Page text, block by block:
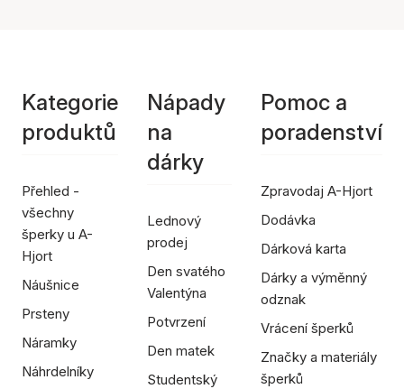
Kategorie
produktů
Přehled -
všechny
šperky u A-
Hjort
Náušnice
Prsteny
Náramky
Náhrdelníky
Nápady
na
dárky
Lednový
prodej
Den svatého
Valentýna
Potvrzení
Den matek
Studentský
Pomoc a
poradenství
Zpravodaj A-Hjort
Dodávka
Dárková karta
Dárky a výměnný
odznak
Vrácení šperků
Značky a materiály
šperků